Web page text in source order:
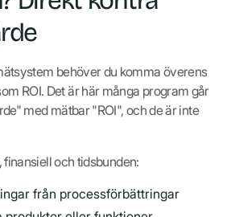
behöver du komma överens
ROI. Det är här många program går
med mätbar "ROI", och de är inte
och tidsbunden:
från processförbättringar